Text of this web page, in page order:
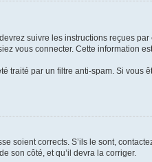
suivre les instructions reçues
vous connecter. Cette information
par un filtre anti-spam. Si vous
soient corrects. S’ils le sont,
son côté, et qu’il devra la corriger.